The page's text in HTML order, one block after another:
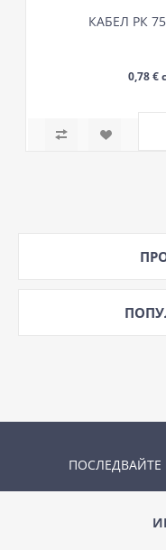
КАБЕЛ РК
0,78 €
ПОСЛЕДВАЙТЕ